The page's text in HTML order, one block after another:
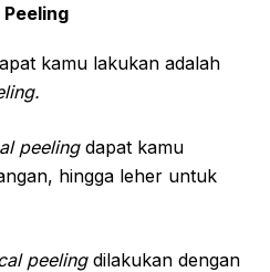
kamu lakukan adalah
peelingdapat kamu
hingga leher untuk
peelingdilakukan dengan